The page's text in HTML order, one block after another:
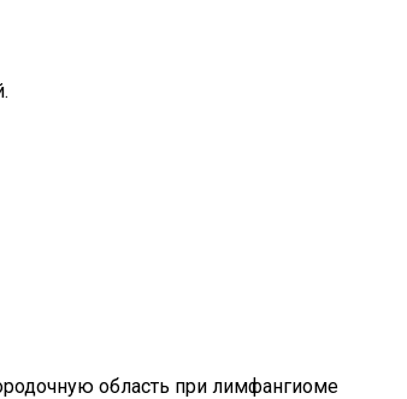
область при лимфангиоме